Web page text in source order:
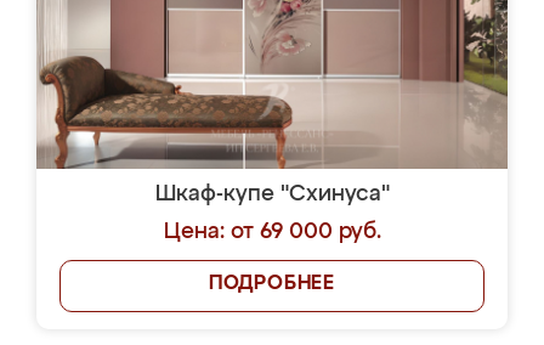
Шкаф-купе "Схинуса"
Цена: от 69 000 руб.
ПОДРОБНЕЕ